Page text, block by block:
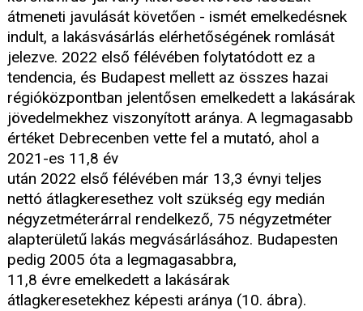
átmeneti javulását követően - ismét emelkedésnek
indult, a lakásvásárlás elérhetőségének romlását
jelezve. 2022 első félévében folytatódott ez a
tendencia, és Budapest mellett az összes hazai
régióközpontban jelentősen emelkedett a lakásárak
jövedelmekhez viszonyított aránya. A legmagasabb
értéket Debrecenben vette fel a mutató, ahol a
2021-es 11,8 év
után 2022 első félévében már 13,3 évnyi teljes
nettó átlagkeresethez volt szükség egy medián
négyzetméterárral rendelkező, 75 négyzetméter
alapterületű lakás megvásárlásához. Budapesten
pedig 2005 óta a legmagasabbra,
11,8 évre emelkedett a lakásárak
átlagkeresetekhez képesti aránya (10. ábra).